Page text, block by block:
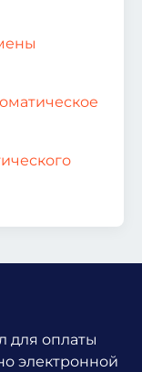
для оплаты
электронной